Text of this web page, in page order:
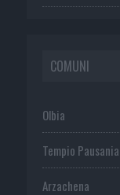
COMUNI
Olbia
Tempio Pausania
Arzachena